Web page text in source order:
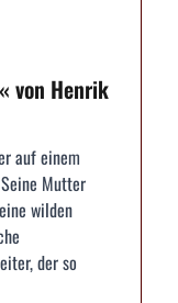
von Henrik
auf einem
Mutter
wilden
der so